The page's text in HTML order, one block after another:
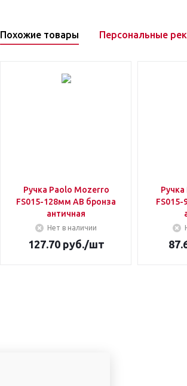
Похожие товары Персональные
Ручка Paolo Mozerro
FS015-128мм AB бронза
античная
Нет в наличии
127.70руб./шт